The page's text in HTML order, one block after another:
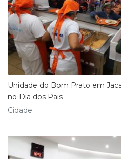
Unidade do Bom Prato em
no Dia dos Pais
Cidade